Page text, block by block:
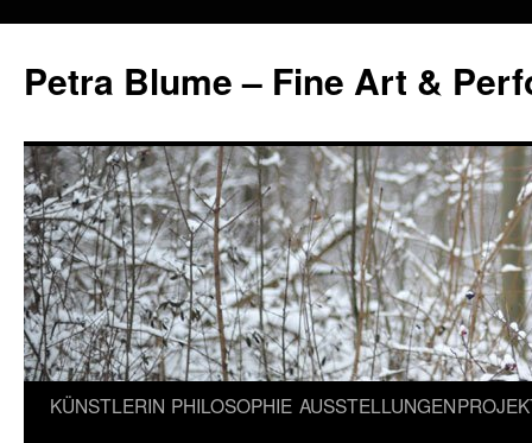
Petra Blume – Fine Art &
Zum
KÜNSTLERIN PHILOSOPHIE AUSSTELLUNGEN